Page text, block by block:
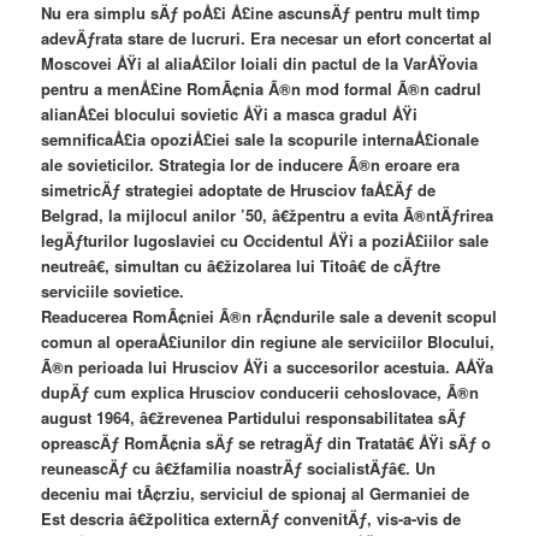
Nu era simplu sÄƒ poÅ£i Å£ine ascunsÄƒ pentru mult timp
adevÄƒrata stare de lucruri. Era necesar un efort concertat al
Moscovei ÅŸi al aliaÅ£ilor loiali din pactul de la VarÅŸovia
pentru a menÅ£ine RomÃ¢nia Ã®n mod formal Ã®n cadrul
alianÅ£ei blocului sovietic ÅŸi a masca gradul ÅŸi
semnificaÅ£ia opoziÅ£iei sale la scopurile internaÅ£ionale
ale sovieticilor. Strategia lor de inducere Ã®n eroare era
simetricÄƒ strategiei adoptate de Hrusciov faÅ£Äƒ de
Belgrad, la mijlocul anilor ’50, â€žpentru a evita Ã®ntÄƒrirea
legÄƒturilor Iugoslaviei cu Occidentul ÅŸi a poziÅ£iilor sale
neutreâ€, simultan cu â€žizolarea lui Titoâ€ de cÄƒtre
serviciile sovietice.
Readucerea RomÃ¢niei Ã®n rÃ¢ndurile sale a devenit scopul
comun al operaÅ£iunilor din regiune ale serviciilor Blocului,
Ã®n perioada lui Hrusciov ÅŸi a succesorilor acestuia. AÅŸa
dupÄƒ cum explica Hrusciov conducerii cehoslovace, Ã®n
august 1964, â€žrevenea Partidului responsabilitatea sÄƒ
opreascÄƒ RomÃ¢nia sÄƒ se retragÄƒ din Tratatâ€ ÅŸi sÄƒ o
reuneascÄƒ cu â€žfamilia noastrÄƒ socialistÄƒâ€. Un
deceniu mai tÃ¢rziu, serviciul de spionaj al Germaniei de
Est descria â€žpolitica externÄƒ convenitÄƒ, vis-a-vis de